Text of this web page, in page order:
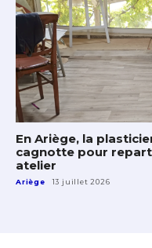
En Ariège, la
cagnotte pour
atelier
Ariège 13 juillet 2026